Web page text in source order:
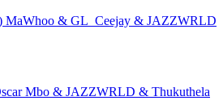
MaWhoo & GL_Ceejay & JAZZWRLD
Mbo & JAZZWRLD & Thukuthela